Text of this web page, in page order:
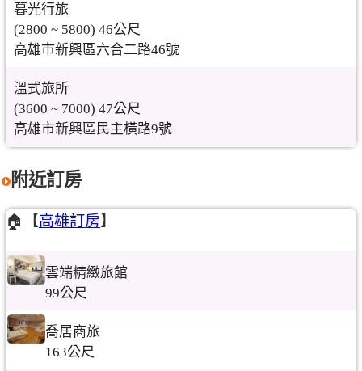
暮光行旅
(2800 ~ 5800) 46公尺
高雄市新興區六合二路46號
溫式旅所
(3600 ~ 7000) 47公尺
高雄市新興區民主橫路9號
附近訂房
🏠【高雄訂房】
雲端精緻旅館
99公尺
喬居商旅
163公尺